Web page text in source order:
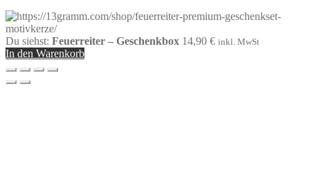
Du siehst: Feuerreiter – Geschenkbox 14,90 € inkl. MwSt
In den Warenkorb